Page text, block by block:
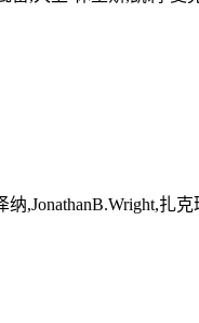
,JonathanB.Wright,扎